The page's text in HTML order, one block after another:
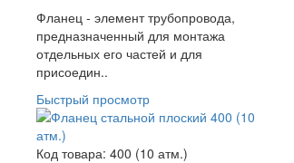
Фланец - элемент трубопровода,
предназначенный для монтажа
отдельных его частей и для
присоедин..
Быстрый просмотр
Код товара: 400 (10 атм.)